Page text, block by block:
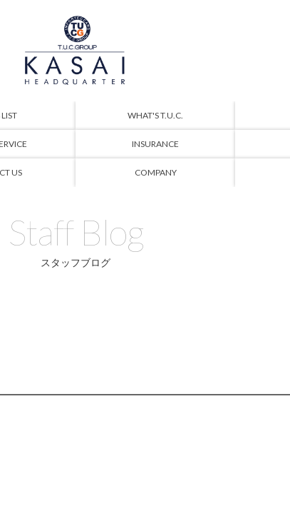
WHAT'S T.U.C.
INSURANCE
US COMPANY
Staff Blog
スタッフブログ